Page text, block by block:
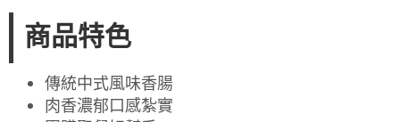
商品特色
傳統中式風味香腸
肉香濃郁口感紮實